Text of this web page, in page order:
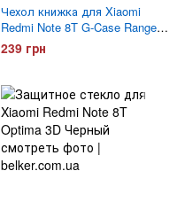
Чехол книжка для Xiaomi
Redmi Note 8T G-Case Ranger
Серый
239 грн